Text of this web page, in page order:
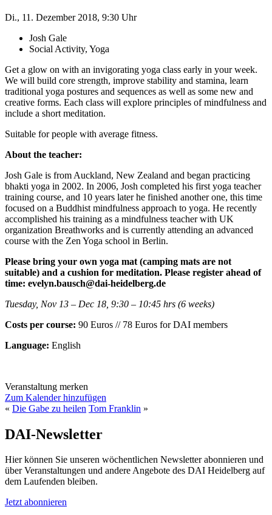
Di., 11. Dezember 2018, 9:30 Uhr
Josh Gale
Social Activity, Yoga
Get a glow on with an invigorating yoga class early in your week.
We will build core strength, improve stability and stamina, learn
traditional yoga postures and sequences as well as some new and
creative forms. Each class will explore principles of mindfulness and
include a short meditation.
Suitable for people with average fitness.
About the teacher:
Josh Gale is from Auckland, New Zealand and began practicing
bhakti yoga in 2002. In 2006, Josh completed his first yoga teacher
training course, and 10 years later he finished another one, this time
focused on a Buddhist mindfulness approach to yoga. He recently
accomplished his training as a mindfulness teacher with UK
organization Breathworks and is currently attending an advanced
course with the Zen Yoga school in Berlin.
Please bring your own yoga mat (camping mats are not
suitable) and a cushion for meditation. Please register ahead of
time: evelyn.bausch@dai-heidelberg.de
Tuesday, Nov 13 – Dec 18, 9:30 – 10:45 hrs (6 weeks)
Costs per course: 90 Euros // 78 Euros for DAI members
Language: English
Veranstaltung merken
Zum Kalender hinzufügen
« Die Gabe zu heilen Tom Franklin »
DAI-Newsletter
Hier können Sie unseren wöchentlichen Newsletter abonnieren und
über Veranstaltungen und andere Angebote des DAI Heidelberg auf
dem Laufenden bleiben.
Jetzt abonnieren